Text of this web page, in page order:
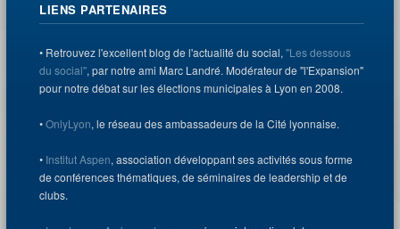
LIENS PARTENAIRES
• Retrouvez l'excellent blog de l'actualité du social,"Les dessous
du social", par notre ami Marc Landré. Modérateur de "l'Expansion"
pour notre débat sur les élections municipales à Lyon en 2008.
•OnlyLyon, le réseau des ambassadeurs de la Cité lyonnaise.
• Institut Aspen, association développant ses activités sous forme
de conférences thématiques, de séminaires de leadership et de
clubs.